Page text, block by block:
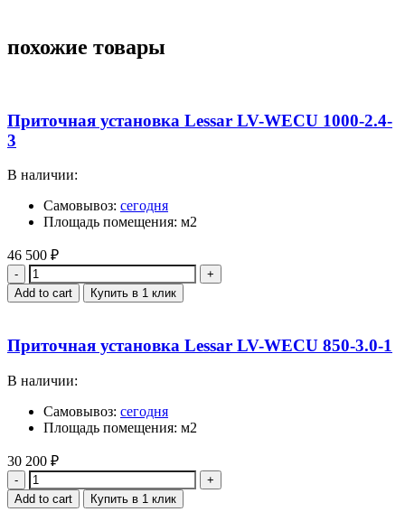
похожие товары
Приточная установка Lessar LV-WECU 1000-2.4-
3
В наличии:
Самовывоз: сегодня
Площадь помещения: м2
46 500 ₽
Quantity
Add to cart Купить в 1 клик
Приточная установка Lessar LV-WECU 850-3.0-1
В наличии:
Самовывоз: сегодня
Площадь помещения: м2
30 200 ₽
Quantity
Add to cart Купить в 1 клик